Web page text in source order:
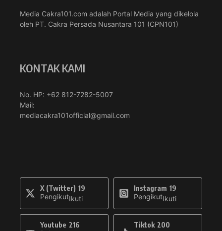
Media Cakra101.com adalah Portal Media yang dikelola
oleh PT. Cakra Persada Nusantara 101 (CPN101)
KONTAK KAMI
No. HP: +62 812-7282-5007
Mail:
mediacakra101official@gmail.com
X (Twitter) 19
PengikutIkuti
Instagram 19
PengikutIkuti
Youtube 216
Tiktok 200